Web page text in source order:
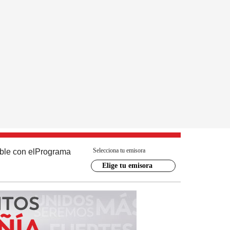
con el Programa Selecciona tu emisora
Elige tu emisora